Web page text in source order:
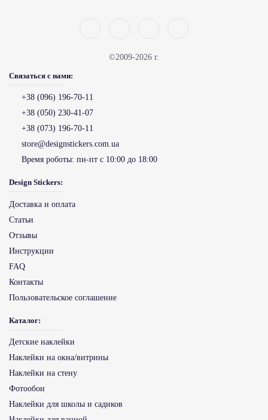
©2009-2026 г.
Связаться с нами:
+38 (096) 196-70-11
+38 (050) 230-41-07
+38 (073) 196-70-11
store@designstickers.com.ua
Время роботы: пн-пт с 10:00 до 18:00
Design Stickers:
Доставка и оплата
Статьи
Отзывы
Инструкции
FAQ
Контакты
Пользовательское соглашение
Каталог:
Детские наклейки
Наклейки на окна/витрины
Наклейки на стену
Фотообои
Наклейки для школы и садиков